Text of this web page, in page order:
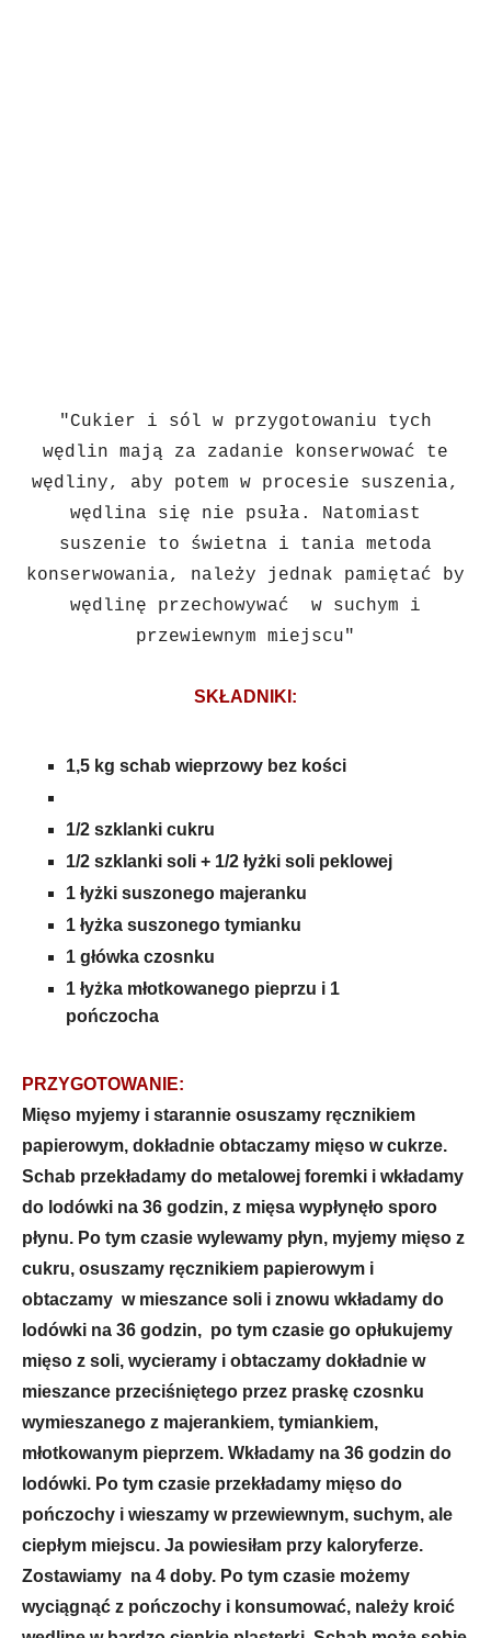
"Cukier i sól w przygotowaniu tych
wędlin mają za zadanie konserwować te
wędliny, aby potem w procesie suszenia,
wędlina się nie psuła. Natomiast
suszenie to świetna i tania metoda
konserwowania, należy jednak pamiętać by
wędlinę przechowywać w suchym i
przewiewnym miejscu"
SKŁADNIKI:
1,5 kg schab wieprzowy bez kości
1/2 szklanki cukru
1/2 szklanki soli + 1/2 łyżki soli peklowej
1 łyżki suszonego majeranku
1 łyżka suszonego tymianku
1 główka czosnku
1 łyżka młotkowanego pieprzu i 1
pończocha
PRZYGOTOWANIE:
Mięso myjemy i starannie osuszamy ręcznikiem
papierowym, dokładnie obtaczamy mięso w cukrze.
Schab przekładamy do metalowej foremki i wkładamy
do lodówki na 36 godzin, z mięsa wypłynęło sporo
płynu. Po tym czasie wylewamy płyn, myjemy mięso z
cukru, osuszamy ręcznikiem papierowym i
obtaczamy w mieszance soli i znowu wkładamy do
lodówki na 36 godzin, po tym czasie go opłukujemy
mięso z soli, wycieramy i obtaczamy dokładnie w
mieszance przeciśniętego przez praskę czosnku
wymieszanego z majerankiem, tymiankiem,
młotkowanym pieprzem. Wkładamy na 36 godzin do
lodówki. Po tym czasie przekładamy mięso do
pończochy i wieszamy w przewiewnym, suchym, ale
ciepłym miejscu. Ja powiesiłam przy kaloryferze.
Zostawiamy na 4 doby. Po tym czasie możemy
wyciągnąć z pończochy i konsumować, należy kroić